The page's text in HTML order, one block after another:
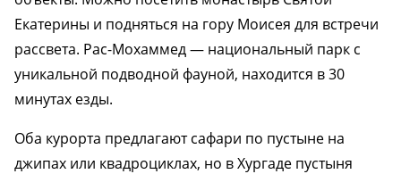
Екатерины и подняться на гору Моисея для встречи
рассвета. Рас-Мохаммед — национальный парк с
уникальной подводной фауной, находится в 30
минутах езды.
Оба курорта предлагают сафари по пустыне на
джипах или квадроциклах, но в Хургаде пустыня